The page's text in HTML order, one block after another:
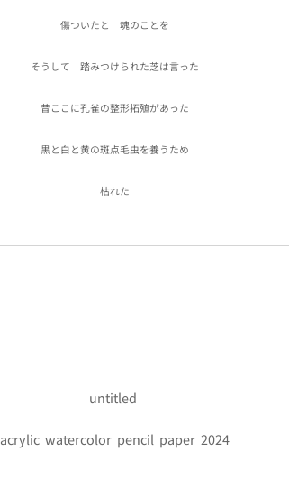
傷ついたと 魂のことを
そうして 踏みつけられた芝は言った
昔ここに孔雀の整形拓殖があった
黒と白と黄の斑点毛虫を養うため
枯れた
untitled
acrylic watercolor pencil paper 2024